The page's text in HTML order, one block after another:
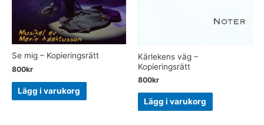
Se mig – Kopieringsrätt
800kr
Lägg i varukorg
Kärlekens väg –
Kopieringsrätt
800kr
Lägg i varukorg